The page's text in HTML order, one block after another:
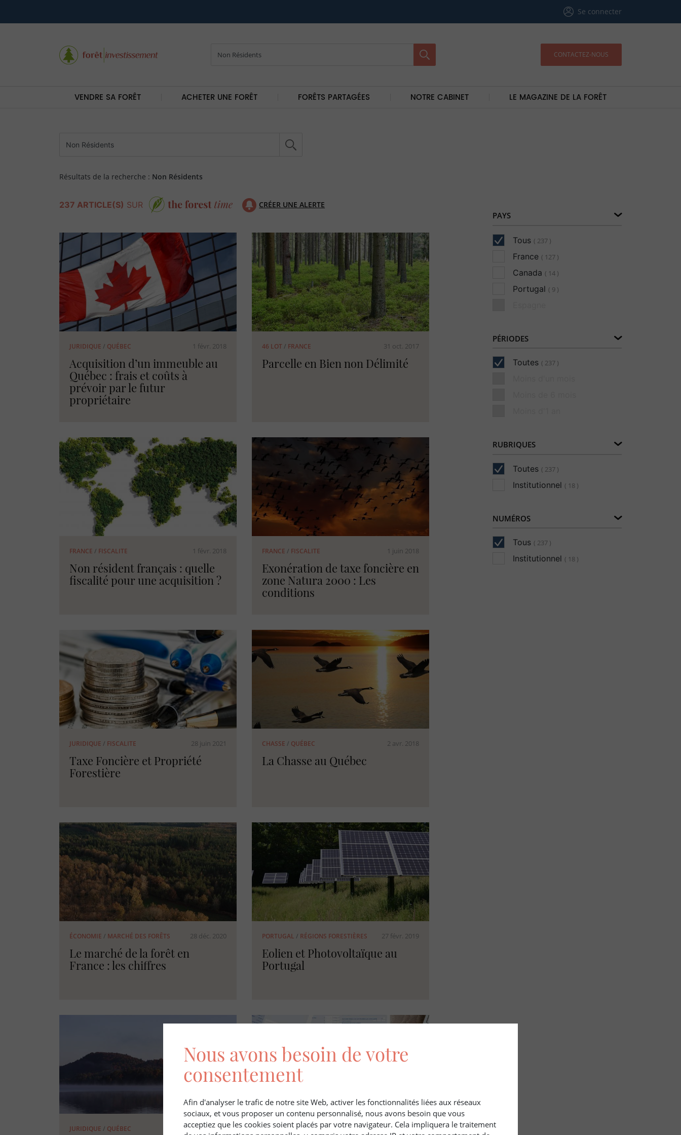
Se connecter
CONTACTEZ-NOUS
VENDRE SA FORÊT ACHETER UNE FORÊT FORÊTS PARTAGÉES NOTRE CABINET LE MAGAZINE DE LA FORÊT
Résultats de la recherche : Non Résidents
237 ARTICLE(S) SUR CRÉER UNE ALERTE
JURIDIQUE / QUÉBEC 1 févr. 2018
Acquisition d’un immeuble au
Québec : frais et coûts à
prévoir par le futur
propriétaire
46 LOT/ FRANCE 31 oct. 2017
Parcelle en Bien non Délimité
FRANCE / FISCALITE 1 févr. 2018
Non résident français : quelle
fiscalité pour une acquisition ?
FRANCE / FISCALITE 1 juin 2018
Exonération de taxe foncière en
zone Natura 2000 : Les
conditions
JURIDIQUE / FISCALITE 28 juin 2021
Taxe Foncière et Propriété
Forestière
CHASSE / QUÉBEC 2 avr. 2018
La Chasse au Québec
ÉCONOMIE / MARCHÉ DES FORÊTS 28 déc. 2020
Le marché de la forêt en
France : les chiffres
PORTUGAL / RÉGIONS FORESTIÈRES 27 févr. 2019
Eolien et Photovoltaïque au
Portugal
JURIDIQUE / QUÉBEC 31 oct. 2017 JURIDIQUE /ÉCONOMIE 30 juin 2022
PAYS
Tous ( 237 )
France ( 127 )
Canada ( 14 )
Portugal ( 9 )
PÉRIODES
Toutes ( 237 )
RUBRIQUES
Toutes ( 237 )
Institutionnel ( 18 )
NUMÉROS
Tous ( 237 )
Institutionnel ( 18 )
Nous avons besoin de votre
consentement
Afin d'analyser le trafic de notre site Web, activer les fonctionnalités liées aux réseaux
sociaux, et vous proposer un contenu personnalisé, nous avons besoin que vous
acceptiez que les cookies soient placés par votre navigateur. Cela impliquera le traitement